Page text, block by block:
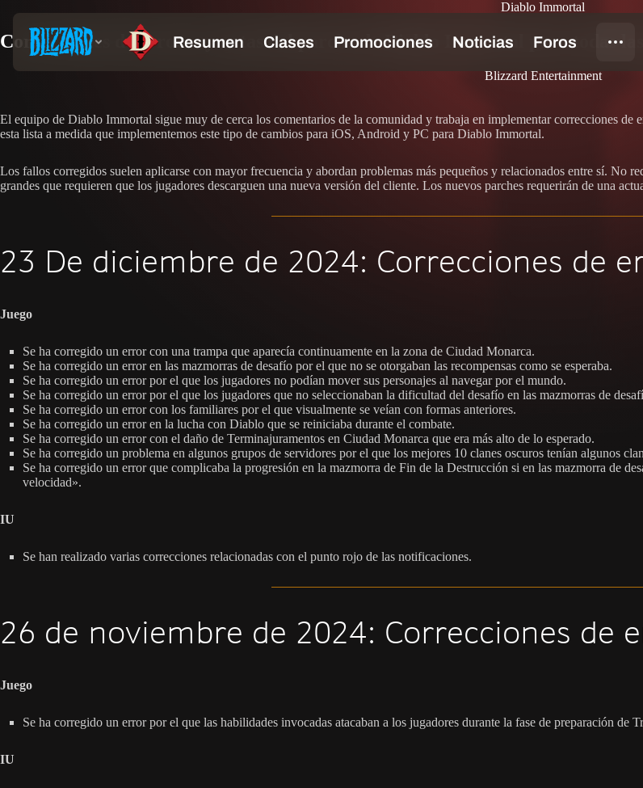
Diablo Immortal
Correcciones de errores y notas del parche de Diablo Immortal para todas las
Blizzard Entertainment
El equipo de Diablo Immortal sigue muy de cerca los comentarios de la comunidad y trabaja en implementar correcciones
esta lista a medida que implementemos este tipo de cambios para iOS, Android y PC para Diablo Immortal.
Los fallos corregidos suelen aplicarse con mayor frecuencia y abordan problemas más pequeños y relacionados entre sí. No
grandes que requieren que los jugadores descarguen una nueva versión del cliente. Los nuevos parches requerirán de una
23 De diciembre de 2024: Correcciones de
Juego
Se ha corregido un error con una trampa que aparecía continuamente en la zona de Ciudad Monarca.
Se ha corregido un error en las mazmorras de desafío por el que no se otorgaban las recompensas como se esperaba.
Se ha corregido un error por el que los jugadores no podían mover sus personajes al navegar por el mundo.
Se ha corregido un error por el que los jugadores que no seleccionaban la dificultad del desafío en las mazmorras de
Se ha corregido un error con los familiares por el que visualmente se veían con formas anteriores.
Se ha corregido un error en la lucha con Diablo que se reiniciaba durante el combate.
Se ha corregido un error con el daño de Terminajuramentos en Ciudad Monarca que era más alto de lo esperado.
Se ha corregido un problema en algunos grupos de servidores por el que los mejores 10 clanes oscuros tenían algunos
Se ha corregido un error que complicaba la progresión en la mazmorra de Fin de la Destrucción si en las mazmorra de
velocidad».
IU
Se han realizado varias correcciones relacionadas con el punto rojo de las notificaciones.
26 de noviembre de 2024: Correcciones de
Juego
Se ha corregido un error por el que las habilidades invocadas atacaban a los jugadores durante la fase de preparación de
IU